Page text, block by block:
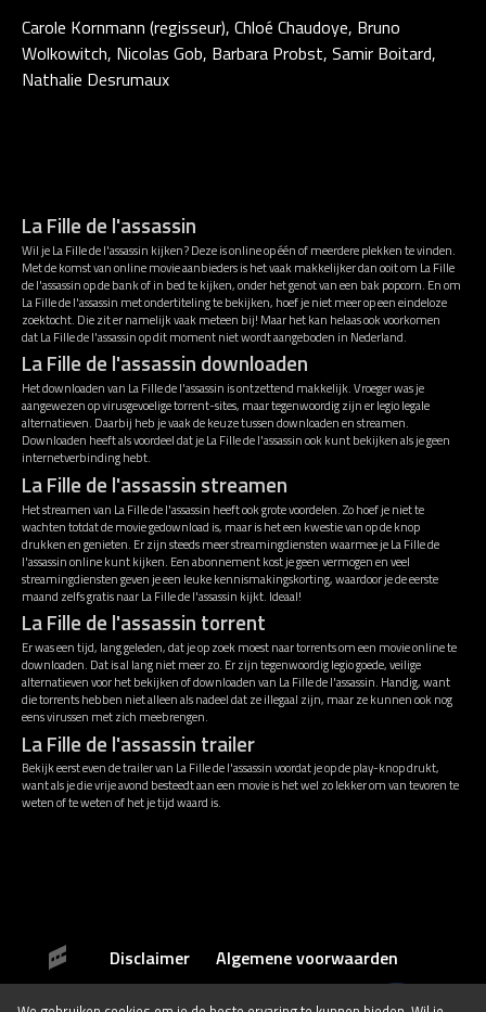
Carole Kornmann (regisseur), Chloé Chaudoye, Bruno
Wolkowitch, Nicolas Gob, Barbara Probst, Samir Boitard,
Nathalie Desrumaux
La Fille de l'assassin
Wil je La Fille de l'assassin kijken? Deze is online op één of meerdere plekken te vinden.
Met de komst van online movie aanbieders is het vaak makkelijker dan ooit om La Fille
de l'assassin op de bank of in bed te kijken, onder het genot van een bak popcorn. En om
La Fille de l'assassin met ondertiteling te bekijken, hoef je niet meer op een eindeloze
zoektocht. Die zit er namelijk vaak meteen bij! Maar het kan helaas ook voorkomen
dat La Fille de l'assassin op dit moment niet wordt aangeboden in Nederland.
La Fille de l'assassin downloaden
Het downloaden van La Fille de l'assassin is ontzettend makkelijk. Vroeger was je
aangewezen op virusgevoelige torrent-sites, maar tegenwoordig zijn er legio legale
alternatieven. Daarbij heb je vaak de keuze tussen downloaden en streamen.
Downloaden heeft als voordeel dat je La Fille de l'assassin ook kunt bekijken als je geen
internetverbinding hebt.
La Fille de l'assassin streamen
Het streamen van La Fille de l'assassin heeft ook grote voordelen. Zo hoef je niet te
wachten totdat de movie gedownload is, maar is het een kwestie van op de knop
drukken en genieten. Er zijn steeds meer streamingdiensten waarmee je La Fille de
l'assassin online kunt kijken. Een abonnement kost je geen vermogen en veel
streamingdiensten geven je een leuke kennismakingskorting, waardoor je de eerste
maand zelfs gratis naar La Fille de l'assassin kijkt. Ideaal!
La Fille de l'assassin torrent
Er was een tijd, lang geleden, dat je op zoek moest naar torrents om een movie online te
downloaden. Dat is al lang niet meer zo. Er zijn tegenwoordig legio goede, veilige
alternatieven voor het bekijken of downloaden van La Fille de l'assassin. Handig, want
die torrents hebben niet alleen als nadeel dat ze illegaal zijn, maar ze kunnen ook nog
eens virussen met zich meebrengen.
La Fille de l'assassin trailer
Bekijk eerst even de trailer van La Fille de l'assassin voordat je op de play-knop drukt,
want als je die vrije avond besteedt aan een movie is het wel zo lekker om van tevoren te
weten of te weten of het je tijd waard is.
Disclaimer Algemene voorwaarden